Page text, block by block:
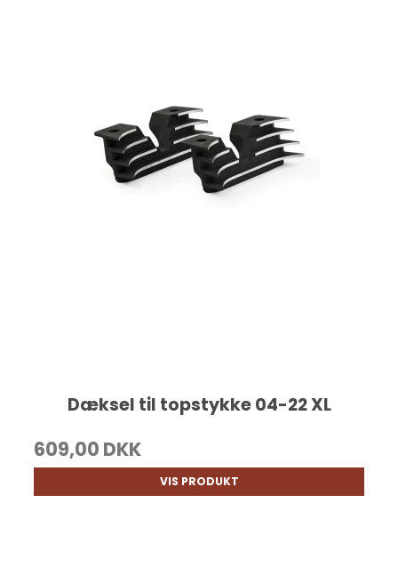
Dæksel til topstykke 04-22 XL
609,00 DKK
VIS PRODUKT